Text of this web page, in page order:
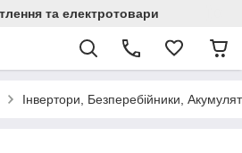
та електротовари
Інвертори, Безперебійники,